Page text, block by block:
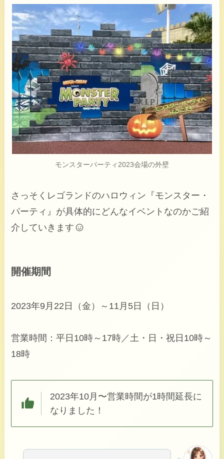
モンスターパーティ2023会場の外壁
さっそくレゴランドのハロウィン『モンスター・
パーティ』が具体的にどんなイベントなのかご紹
介していきます
開催期間
2023年9月22日（金）～11月5日（日）
営業時間：平日10時～17時／土・日・祝日10時～
18時
2023年10月〜営業時間が1時間延長に
なりました！